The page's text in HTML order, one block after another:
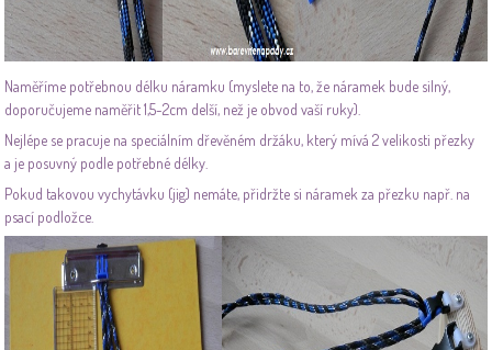
Naměříme potřebnou délku náramku (myslete na to, že náramek bude silný,
doporučujeme naměřit 1,5-2cm delší, než je obvod vaší ruky).
Nejlépe se pracuje na speciálním dřevěném držáku, který mívá 2 velikosti přezky
a je posuvný podle potřebné délky.
Pokud takovou vychytávku (jig) nemáte, přidržte si náramek za přezku např. na
psací podložce.